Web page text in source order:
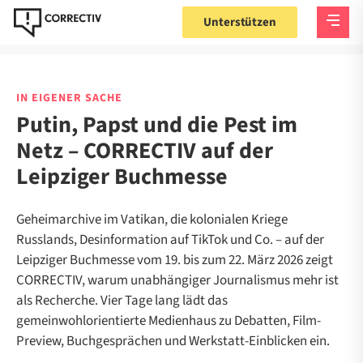
Unterstützen
IN EIGENER SACHE
Putin, Papst und die Pest im
Netz – CORRECTIV auf der
Leipziger Buchmesse
Geheimarchive im Vatikan, die kolonialen Kriege
Russlands, Desinformation auf TikTok und Co. – auf der
Leipziger Buchmesse vom 19. bis zum 22. März 2026 zeigt
CORRECTIV, warum unabhängiger Journalismus mehr ist
als Recherche. Vier Tage lang lädt das
gemeinwohlorientierte Medienhaus zu Debatten, Film-
Preview, Buchgesprächen und Werkstatt-Einblicken ein.